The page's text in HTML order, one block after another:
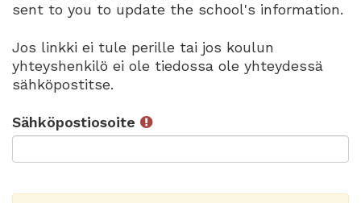
sent to you to update the school's information.
Jos linkki ei tule perille tai jos koulun
yhteyshenkilö ei ole tiedossa ole yhteydessä
sähköpostitse.
Sähköpostiosoite